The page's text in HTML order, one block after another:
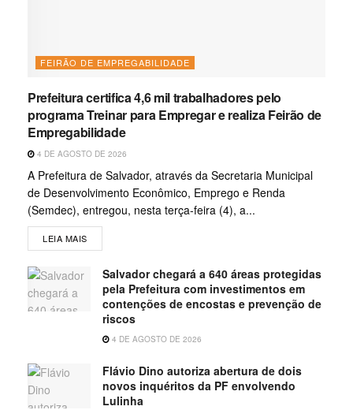
FEIRÃO DE EMPREGABILIDADE
Prefeitura certifica 4,6 mil trabalhadores pelo
programa Treinar para Empregar e realiza Feirão de
Empregabilidade
4 DE AGOSTO DE 2026
A Prefeitura de Salvador, através da Secretaria Municipal
de Desenvolvimento Econômico, Emprego e Renda
(Semdec), entregou, nesta terça-feira (4), a...
LEIA MAIS
Salvador chegará a 640 áreas protegidas
pela Prefeitura com investimentos em
contenções de encostas e prevenção de
riscos
4 DE AGOSTO DE 2026
Flávio Dino autoriza abertura de dois
novos inquéritos da PF envolvendo
Lulinha